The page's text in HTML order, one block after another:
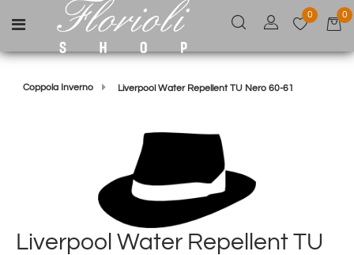
Open menu
0 0
Coppola Inverno Liverpool Water Repellent TU Nero 60-61
Liverpool Water Repellent TU